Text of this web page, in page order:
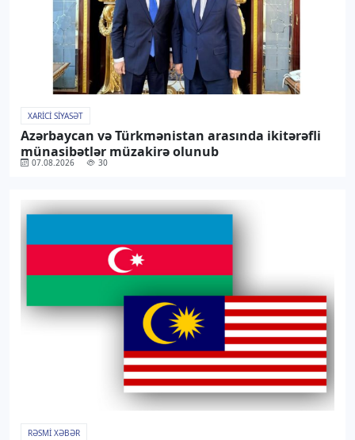
XARICI SIYASƏT
Azərbaycan və Türkmənistan arasında ikitərəfli
münasibətlər müzakirə olunub
07.08.2026 30
RƏSMI XƏBƏR